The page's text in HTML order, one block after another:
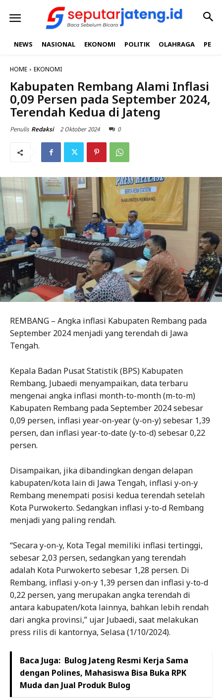
NEWS NASIONAL EKONOMI POLITIK OLAHRAGA
HOME EKONOMI
Kabupaten Rembang Alami Inflasi
0,09 Persen pada September 2024,
Terendah Kedua di Jateng
Penulis Redaksi 2 Oktober 2024 0
REMBANG – Angka inflasi Kabupaten Rembang pada
September 2024 menjadi yang terendah di Jawa
Tengah.
Kepala Badan Pusat Statistik (BPS) Kabupaten
Rembang, Jubaedi menyampaikan, data terbaru
mengenai angka inflasi month-to-month (m-to-m)
Kabupaten Rembang pada September 2024 sebesar
0,09 persen, inflasi year-on-year (y-on-y) sebesar 1,39
persen, dan inflasi year-to-date (y-to-d) sebesar 0,22
persen.
Disampaikan, jika dibandingkan dengan delapan
kabupaten/kota lain di Jawa Tengah, inflasi y-on-y
Rembang menempati posisi kedua terendah setelah
Kota Purwokerto. Sedangkan inflasi y-to-d Rembang
menjadi yang paling rendah.
“Secara y-on-y, Kota Tegal memiliki inflasi tertinggi,
sebesar 2,03 persen, sedangkan yang terendah
adalah Kota Purwokerto sebesar 1,28 persen. Di
Rembang, inflasi y-on-y 1,39 persen dan inflasi y-to-d
0,22 persen, yang merupakan angka terendah di
antara kabupaten/kota lainnya, bahkan lebih rendah
dari angka provinsi,” ujar Jubaedi, saat melakukan
press rilis di kantornya, Selasa (1/10/2024).
Baca Juga: Bulog Jateng Resmi Kerja Sama
dengan Polines, Mahasiswa Bisa Buka RPK
Muda dan Jual Produk Bulog